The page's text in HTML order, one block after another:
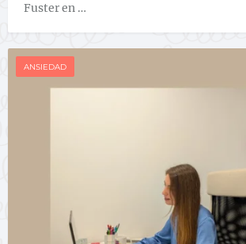
Fuster en …
ANSIEDAD